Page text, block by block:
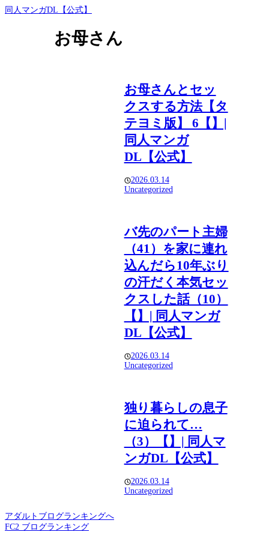
同人マンガDL【公式】
お母さん
お母さんとセッ
クスする方法【タ
テヨミ版】 6【】|
同人マンガ
DL【公式】
2026.03.14
Uncategorized
バ先のパート主婦
（41）を家に連れ
込んだら10年ぶり
の汗だく本気セッ
クスした話（10）
【】| 同人マンガ
DL【公式】
2026.03.14
Uncategorized
独り暮らしの息子
に迫られて…
（3）【】| 同人マ
ンガDL【公式】
2026.03.14
Uncategorized
アダルトブログランキングへ
FC2 ブログランキング